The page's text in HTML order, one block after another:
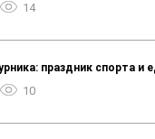
14
праздник спорта и
10